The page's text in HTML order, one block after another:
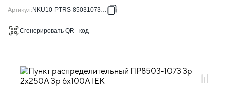
50.03 ПР
Артикул: NKU10-PTRS-85031073-01
Сгенерировать QR - код